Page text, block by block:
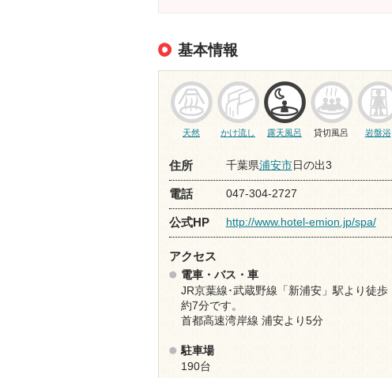
基本情報
天然 かけ流し 露天風呂 貸切風呂 岩盤浴
住所 千葉県浦安市日の出3
電話 047-304-2727
公式HP http://www.hotel-emion.jp/spa/
アクセス
電車・バス・車
JR京葉線･武蔵野線「新浦安」駅より徒歩
約7分です。
首都高速湾岸線 浦安より5分
駐車場
190台